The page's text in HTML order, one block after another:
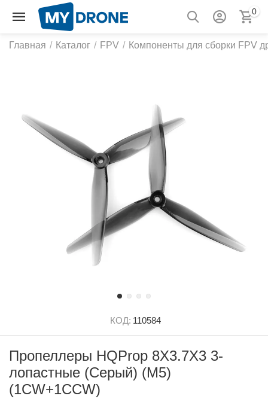
0
Главная / Каталог / FPV / Компоненты для сборки FPV
КОД: 110584
Пропеллеры HQProp 8X3.7X3 3-
лопастные (Серый) (M5)
(1CW+1CCW)